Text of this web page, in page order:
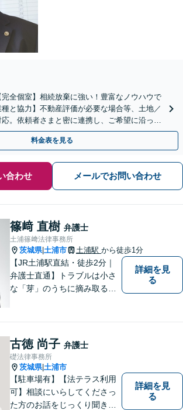
完全個室】相続放棄に強い！豊富なノウハウで
と協力】不動産評価が必要な場合等、土地／
。依頼者さまと密に連携し、ご希望に沿った
休日対応】【土浦駅よりバス3分】
料金表を見る
合わせ メールでお問い合わせ
篠﨑 直樹 弁護士
土浦篠﨑法律事務所
茨城県| 土浦市 土浦駅 から徒歩1分
【JR土浦駅直結・徒歩2分｜
弁護士直通】トラブルは小さ
な「芽」のうちに摘み取るこ
詳細を見
る
古徳 尚子 弁護士
礎法律事務所
茨城県| 土浦市
【駐車場有】【法テラス利用
可】相談にいらしてくださっ
た方のお話をじっくり聞き、
詳細を見
る